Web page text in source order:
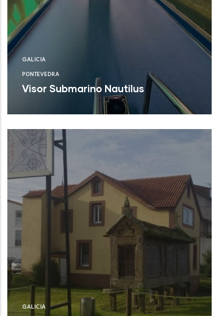
GALICIA
PONTEVEDRA
Visor Submarino Nautilus
Autoridad Portuaria de Vigo (Pontevedra)
NUEVO
GALICIA